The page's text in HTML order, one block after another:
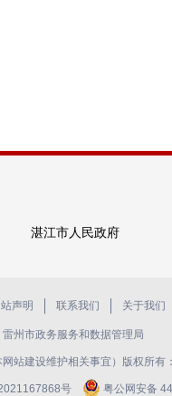
湛江市人民政府
声明 联系我们 关于我们
州市政务服务和数据管理局
站建设维护相关事宜）版权所有
号 粤公网安备